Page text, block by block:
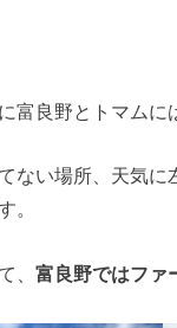
富良野とトマムに
ない場所、天気
。
、 富良野ではファ